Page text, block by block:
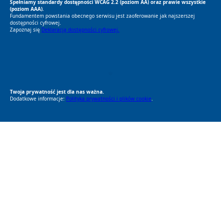
Spełniamy standardy dostępności WCAG 2.2 (poziom AA) oraz prawie wszystkie
(poziom AAA).
Fundamentem powstania obecnego serwisu jest zaoferowanie jak najszerszej
dostępności cyfrowej.
Zapoznaj się Deklaracją dostępności cyfrowej.
Twoja prywatność jest dla nas ważna.
Dodatkowe informacje: Polityka prywatności i plików cookie.